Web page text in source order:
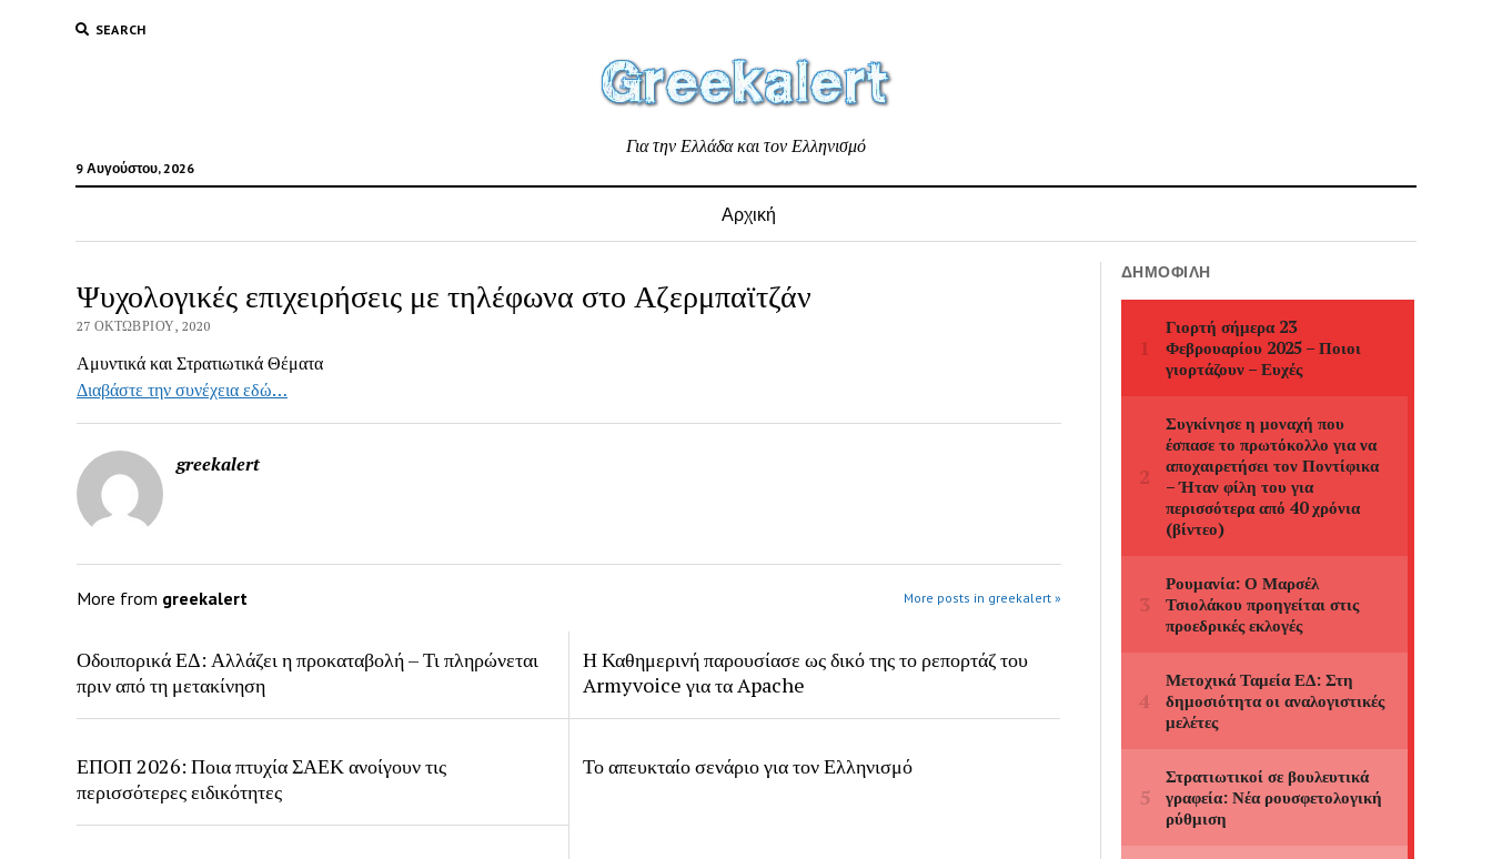
SEARCH
9 Αυγούστου, 2026
Για την Ελλάδα και τον Ελληνισμό
Αρχική
Ψυχολογικές επιχειρήσεις με τηλέφωνα στο Αζερμπαϊτζάν
27 ΟΚΤΩΒΡΊΟΥ, 2020
Αμυντικά και Στρατιωτικά Θέματα
Διαβάστε την συνέχεια εδώ…
greekalert
More from greekalert More posts in greekalert »
Οδοιπορικά ΕΔ: Αλλάζει η προκαταβολή – Τι πληρώνεται
πριν από τη μετακίνηση
Η Καθημερινή παρουσίασε ως δικό της το ρεπορτάζ του
Armyvoice για τα Apache
ΕΠΟΠ 2026: Ποια πτυχία ΣΑΕΚ ανοίγουν τις
περισσότερες ειδικότητες
Το απευκταίο σενάριο για τον Ελληνισμό
ΔΗΜΟΦΙΛΉ